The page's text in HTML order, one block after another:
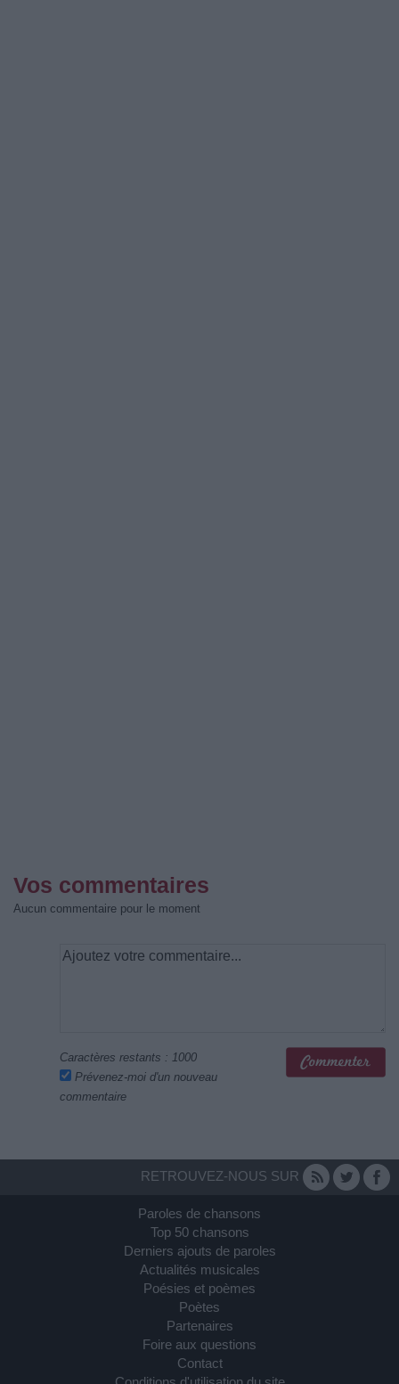
Vos commentaires
Aucun commentaire pour le moment
Caractères restants : 1000
Prévenez-moi d'un nouveau
commentaire
RETROUVEZ-NOUS SUR
Paroles de chansons
Top 50 chansons
Derniers ajouts de paroles
Actualités musicales
Poésies et poèmes
Poètes
Partenaires
Foire aux questions
Contact